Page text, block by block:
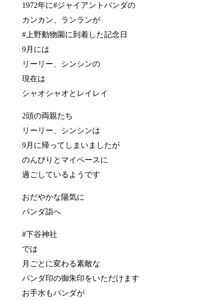
1972年に#ジャイアントパンダの
カンカン、ランランが
#上野動物園に到着した記念日
9月には
リーリー、シンシンの
現在は
シャオシャオとレイレイ
2頭の両親たち
リーリー、シンシンは
9月に帰ってしまいましたが
のんびりとマイペースに
過ごしているようです
おだやかな陽気に
パンダ詣へ
#下谷神社
では
月ごとに変わる素敵な
パンダ印の御朱印をいただけます
お手水もパンダが